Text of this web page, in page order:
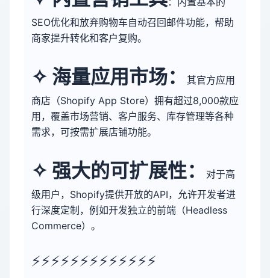
SEO优化和放弃购物车自动召回邮件功能，帮助
商家提升转化和客户复购。
✧ 海量应用市场：
其官方应用
商店（Shopify App Store）拥有超过8,000款应
用，覆盖市场营销、客户服务、库存管理等各种
需求，可按需扩展店铺功能。
✧ 强大的可扩展性：
对于高
级用户，Shopify提供开放的API，允许开发者进
行深度定制，例如开发独立的前端（Headless
Commerce）。
⚡⚡⚡⚡⚡⚡⚡⚡⚡⚡⚡⚡⚡